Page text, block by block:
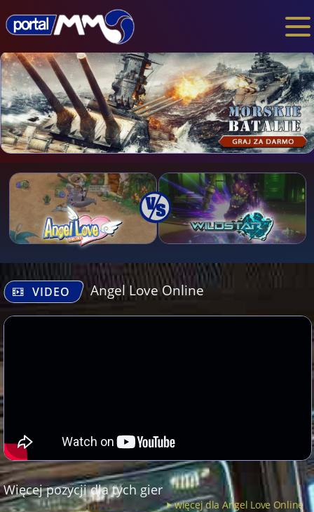
VIDEO Angel Love Online
Więcej pozycji dla tych gier
więcej dla Angel Love Online